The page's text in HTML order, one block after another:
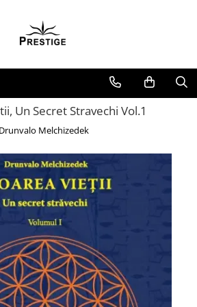
Un Secret Stravechi Vol.1
Drunvalo Melchizedek